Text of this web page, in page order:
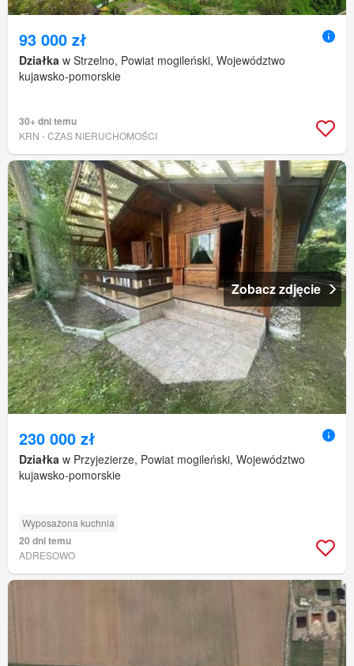
93 000 zł
Działka w Strzelno, Powiat mogileński, Województwo
kujawsko-pomorskie
30+ dni temu
KRN - CZAS NIERUCHOMOŚCI
Zobacz zdjęcie
230 000 zł
Działka w Przyjezierze, Powiat mogileński, Województwo
kujawsko-pomorskie
Wyposażona kuchnia
20 dni temu
ADRESOWO